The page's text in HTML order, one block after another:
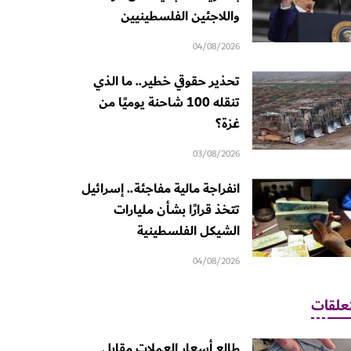
واللاجئين الفلسطينيين
04/08/2026
تحذير حقوقي خطير.. ما الذي
تنقله 100 شاحنة يوميًا من
غزة؟
03/08/2026
انفراجة مالية مفاجئة.. إسرائيل
تتخذ قرارًا بشأن مليارات
الشيكل الفلسطينية
04/08/2026